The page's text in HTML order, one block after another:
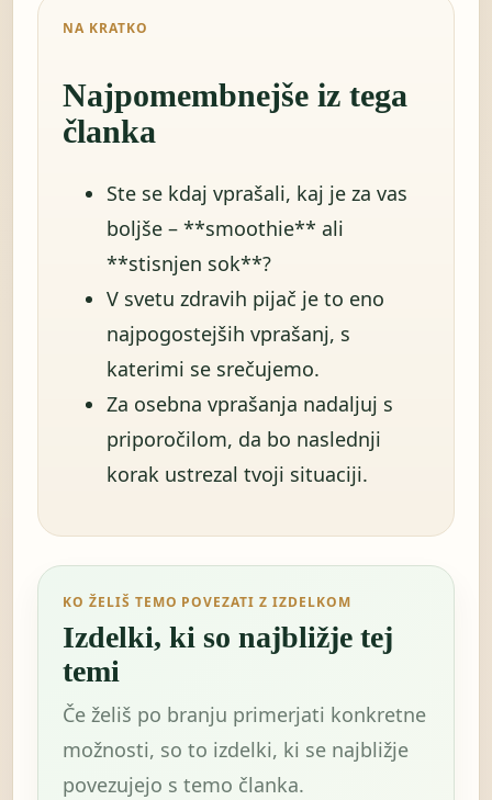
NA KRATKO
Najpomembnejše iz tega
članka
Ste se kdaj vprašali, kaj je za vas
boljše – **smoothie** ali
**stisnjen sok**?
V svetu zdravih pijač je to eno
najpogostejših vprašanj, s
katerimi se srečujemo.
Za osebna vprašanja nadaljuj s
priporočilom, da bo naslednji
korak ustrezal tvoji situaciji.
KO ŽELIŠ TEMO POVEZATI Z IZDELKOM
Izdelki, ki so najbližje tej
temi
Če želiš po branju primerjati konkretne
možnosti, so to izdelki, ki se najbližje
povezujejo s temo članka.